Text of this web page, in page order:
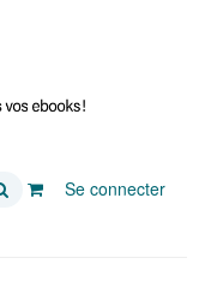
Se connecter